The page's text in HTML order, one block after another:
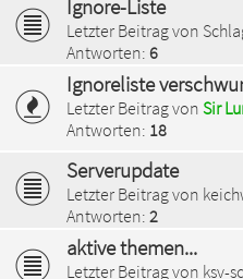
Ignore-Liste
Letzter Beitrag von
Antworten: 6
Ignoreliste
Letzter Beitrag von Sir
Antworten: 18
Serverupdate
Letzter Beitrag von
Antworten: 2
aktive themen...
Letzter Beitrag von ksv-